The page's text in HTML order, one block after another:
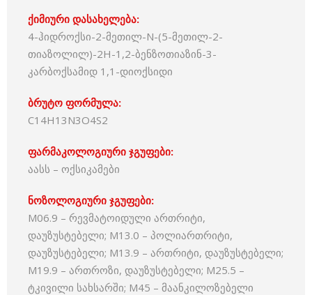
ქიმიური დასახელება:
4-ჰიდროქსი-2-მეთილ-N-(5-მეთილ-2-
თიაზოლილ)-2Н-1,2-ბენზოთიაზინ-3-
კარბოქსამიდ 1,1-დიოქსიდი
ბრუტო ფორმულა:
C14H13N3O4S2
ფარმაკოლოგიური ჯგუფები:
აასს – ოქსიკამები
ნოზოლოგიური ჯგუფები:
M06.9 – რევმატოიდული ართრიტი,
დაუზუსტებელი; M13.0 – პოლიართრიტი,
დაუზუსტებელი; M13.9 – ართრიტი, დაუზუსტებელი;
M19.9 – ართროზი, დაუზუსტებელი; M25.5 –
ტკივილი სახსარში; M45 – მაანკილოზებელი